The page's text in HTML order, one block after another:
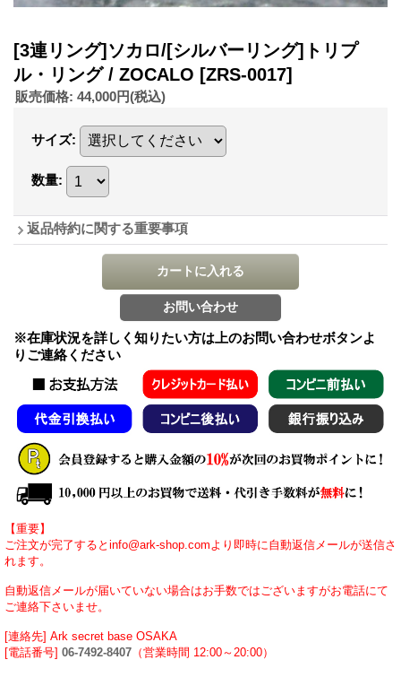
[3連リング]ソカロ/[シルバーリング]トリプ
ル・リング / ZOCALO [ZRS-0017]
販売価格: 44,000円(税込)
サイズ:
数量:
返品特約に関する重要事項
※在庫状況を詳しく知りたい方は上のお問い合わせボタンよ
りご連絡ください
【重要】
ご注文が完了するとinfo@ark-shop.comより即時に自動返信メールが送信さ
れます。
自動返信メールが届いていない場合はお手数ではございますがお電話にて
ご連絡下さいませ。
[連絡先] Ark secret base OSAKA
[電話番号] 06-7492-8407 （営業時間 12:00～20:00）